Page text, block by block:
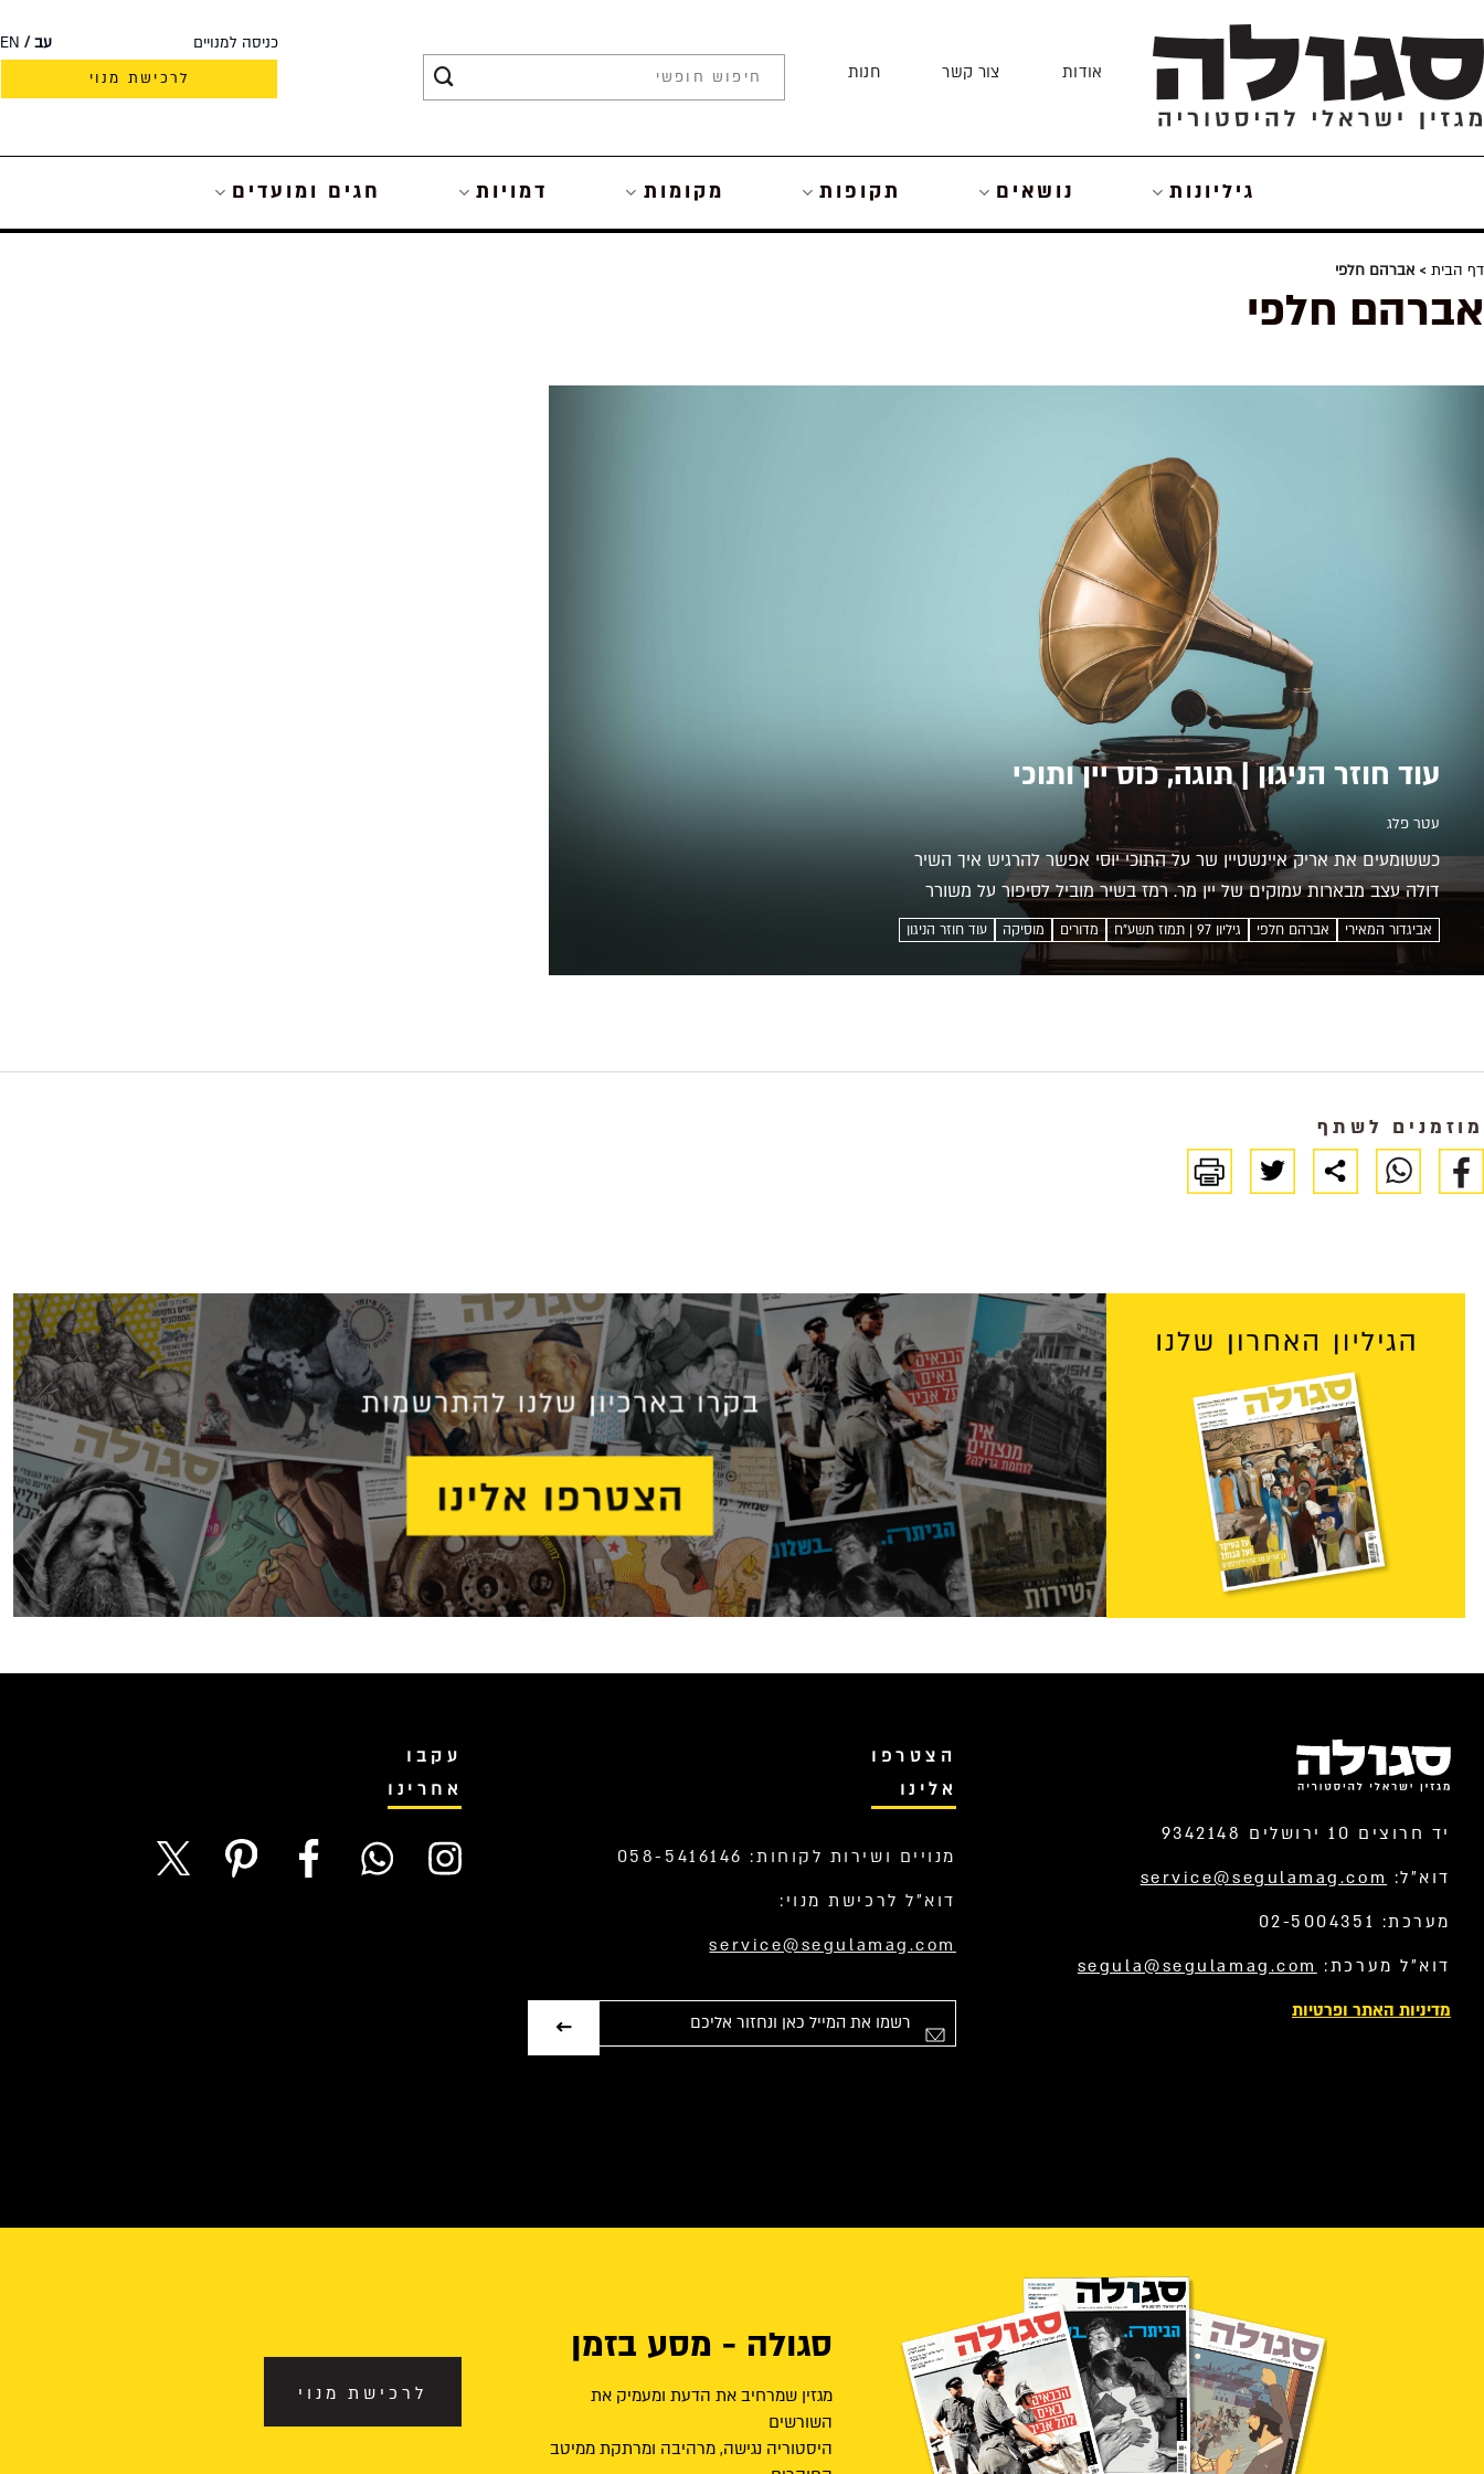
to
content
אודות צור קשר חנות
כניסה למנויים עב
EN
לרכישת מנוי
גיליונות נושאים תקופות מקומות דמויות חגים ומועדים
דף הבית > אברהם חלפי
אברהם חלפי
עוד חוזר הניגון | תוגה, כוס יין ותוכי
עטר פלג
כששומעים את אריק איינשטיין שר על התוכי יוסי אפשר להרגיש איך השיר
דולה עצב מבארות עמוקים של יין מר. רמז בשיר מוביל לסיפור על משורר
שדולה תוגה מבארו של משורר אחר עטר פלג שיר על...
אביגדור המאירי אברהם חלפי גיליון 97 | תמוז תשע"ח מדורים מוסיקה עוד חוזר הניגון
מוזמנים לשתף
יד חרוצים 10 ירושלים 9342148
דוא”ל: service@segulamag.com
מערכת: 02-5004351
דוא”ל מערכת: segula@segulamag.com
מדיניות האתר ופרטיות
הצטרפו
אלינו
מנויים ושירות לקוחות: 058-5416146
דוא”ל לרכישת מנוי:
service@segulamag.com
עקבו
אחרינו
סגולה - מסע בזמן
מגזין שמרחיב את הדעת ומעמיק את
השורשים
היסטוריה נגישה, מרהיבה ומרתקת ממיטב
לרכישת מנוי